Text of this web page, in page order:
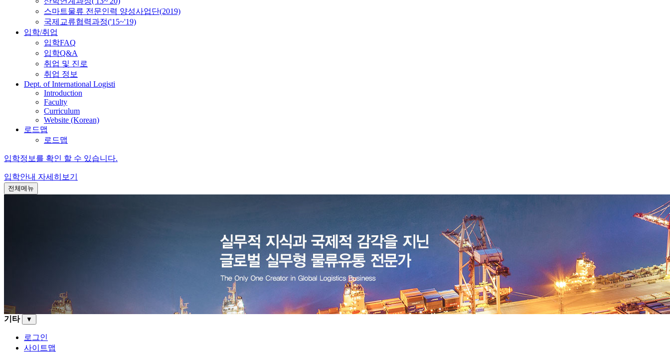
스마트물류 전문인력 양성사업단(2019)
국제교류협력과정('15~'19)
입학/취업
입학FAQ
입학Q&A
취업 및 진로
취업 정보
Dept. of International Logisti
Introduction
Faculty
Curriculum
Website (Korean)
로드맵
로드맵
입학정보를 확인 할 수 있습니다.
입학안내 자세히보기
전체메뉴
기타 ▼
로그인
사이트맵